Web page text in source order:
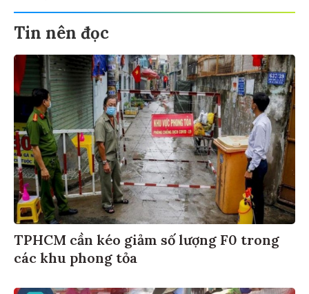
Tin nên đọc
TPHCM cần kéo giảm số lượng F0 trong
các khu phong tỏa